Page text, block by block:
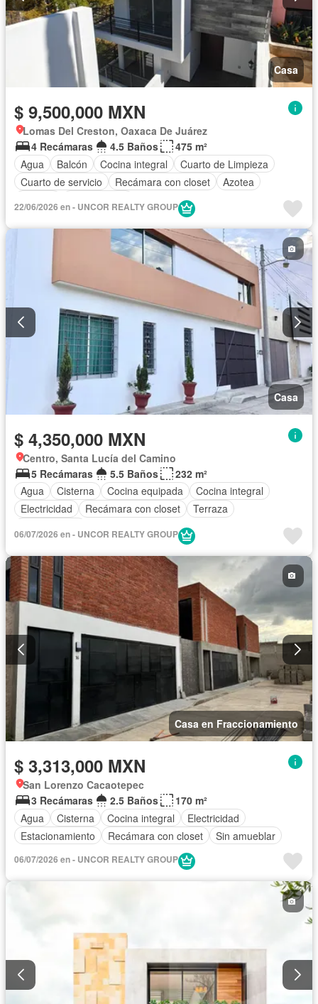
Casa
$ 9,500,000 MXN
Lomas Del Creston, Oaxaca De Juárez
4 Recámaras
4.5 Baños
475 m²
Agua
Balcón Cocina integral
Cuarto de Limpieza
Cuarto de servicio
Recámara con closet
Azotea
22/06/2026 en - UNCOR REALTY GROUP
Casa
$ 4,350,000 MXN
Centro, Santa Lucía del Camino
5 Recámaras
5.5 Baños
232 m²
Agua
Cisterna Cocina equipada
Cocina integral
Electricidad
Recámara con closet
Terraza
06/07/2026 en - UNCOR REALTY GROUP
Casa en Fraccionamiento
$ 3,313,000 MXN
San Lorenzo Cacaotepec
3 Recámaras
2.5 Baños
170 m²
Agua
Cisterna Cocina integral
Electricidad
Estacionamiento
Recámara con closet Sin amueblar
06/07/2026 en - UNCOR REALTY GROUP